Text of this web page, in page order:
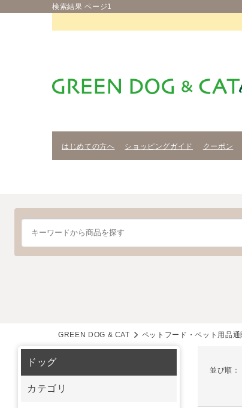
検索結果 ページ1
はじめての方へ ショッピングガイド クーポン
GREEN DOG & CAT ペットフード・ペット用品通
並び順：
ドッグ
カテゴリ